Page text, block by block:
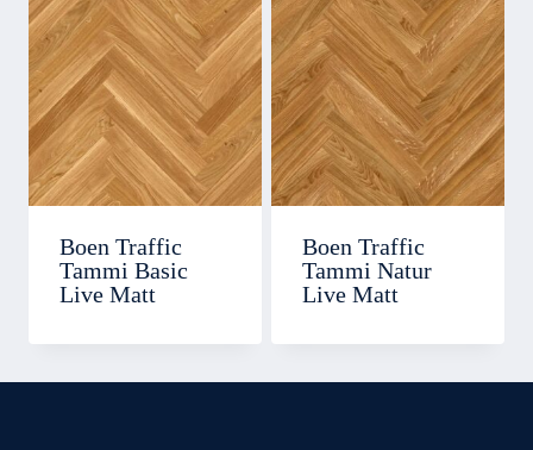
Boen Traffic
Tammi Basic
Live Matt
Boen Traffic
Tammi Natur
Live Matt